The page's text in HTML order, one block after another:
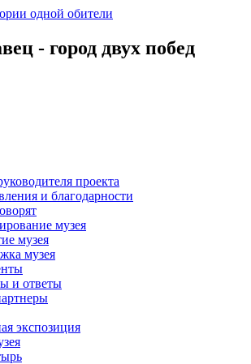
- город двух побед
проекта
и благодарности
музея
музея
музея
и ответы
экспозиция